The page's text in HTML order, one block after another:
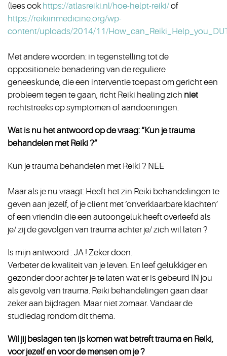
(lees ook https://atlasreiki.nl/hoe-helpt-reiki/of
https://reikiinmedicine.org/wp-
content/uploads/2014/11/
Met andere woorden: in tegenstelling tot de
oppositionele benadering van de reguliere
geneeskunde, die een interventie toepast om gericht een
probleem tegen te gaan, richt Reiki healing zich niet
rechtstreeks op symptomen of aandoeningen.
Wat is nu het antwoord op de vraag: “Kun je trauma
behandelen met Reiki ?”
Kun je trauma behandelen met Reiki ? NEE
Maar als je nu vraagt: Heeft het zin Reiki behandelingen te
geven aan jezelf, of je client met ‘onverklaarbare klachten’
of een vriendin die een autoongeluk heeft overleefd als
je/ zij de gevolgen van trauma achter je/ zich wil laten ?
Is mijn antwoord : JA ! Zeker doen.
Verbeter de kwaliteit van je leven. En leef gelukkiger en
gezonder door achter je te laten wat er is gebeurd IN jou
als gevolg van trauma. Reiki behandelingen gaan daar
zeker aan bijdragen. Maar niet zomaar. Vandaar de
studiedag rondom dit thema.
Wil jij beslagen ten ijs komen wat betreft trauma en Reiki,
voor jezelf en voor de mensen om je ?